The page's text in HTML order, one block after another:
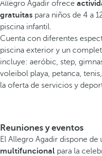
Allegro Agadir ofrece
gratuitas para niños de 4 a
piscina infantil.
Cuenta con diferentes
piscina exterior y un
incluye: aeróbic, step,
voleibol playa, petanca,
la oferta de servicios y
Reuniones y eventos
El Allegro Agadir dispone de
multifuncional para la